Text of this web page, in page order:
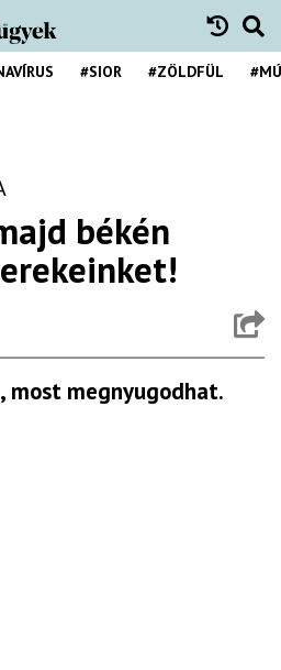
#SIOR #ZÖLDFÜL
békén
megnyugodhat.